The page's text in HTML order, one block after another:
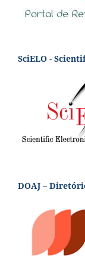
SciELO -
DOAJ –